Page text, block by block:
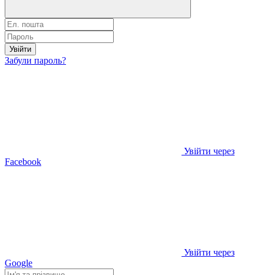
Увійти
Забули пароль?
Увійти через
Facebook
Увійти через
Google